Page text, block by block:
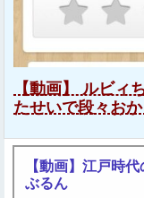
【動画】 ルビィ
たせいで段々お
【動画】江戸時
ぶるん